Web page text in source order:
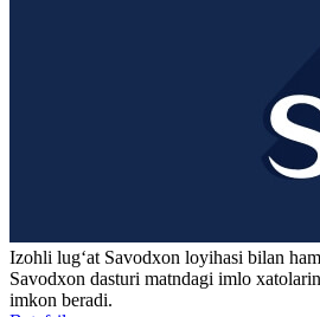
Izohli lugʻat Savodxon loyihasi bilan
Savodxon dasturi matndagi imlo
imkon beradi.